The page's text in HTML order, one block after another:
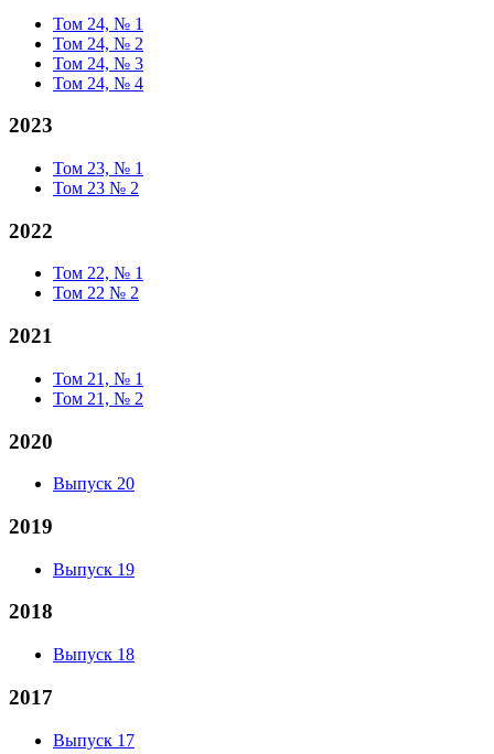
Том 24, № 1
Том 24, № 2
Том 24, № 3
Том 24, № 4
2023
Том 23, № 1
Том 23 № 2
2022
Том 22, № 1
Том 22 № 2
2021
Том 21, № 1
Том 21, № 2
2020
Выпуск 20
2019
Выпуск 19
2018
Выпуск 18
2017
Выпуск 17